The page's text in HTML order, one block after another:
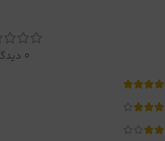
0 دیدگاه